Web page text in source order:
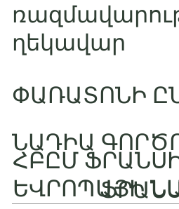
ղեկավար
ՓԱՌԱՏՈՆԻ
ՆԱԴԻԱ
ՀԲԸՄ
ԵՎՐՈՊԱՅԻ